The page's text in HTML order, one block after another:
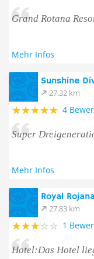
Grand Rotana
Mehr Infos
Sunshine
27.32 km
4
Super
Mehr Infos
Royal
27.83 km
1
Hotel:Das Hotel